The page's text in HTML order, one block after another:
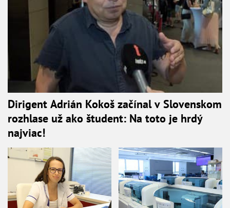
Dirigent Adrián Kokoš začínal v Slovenskom
rozhlase už ako študent: Na toto je hrdý
najviac!